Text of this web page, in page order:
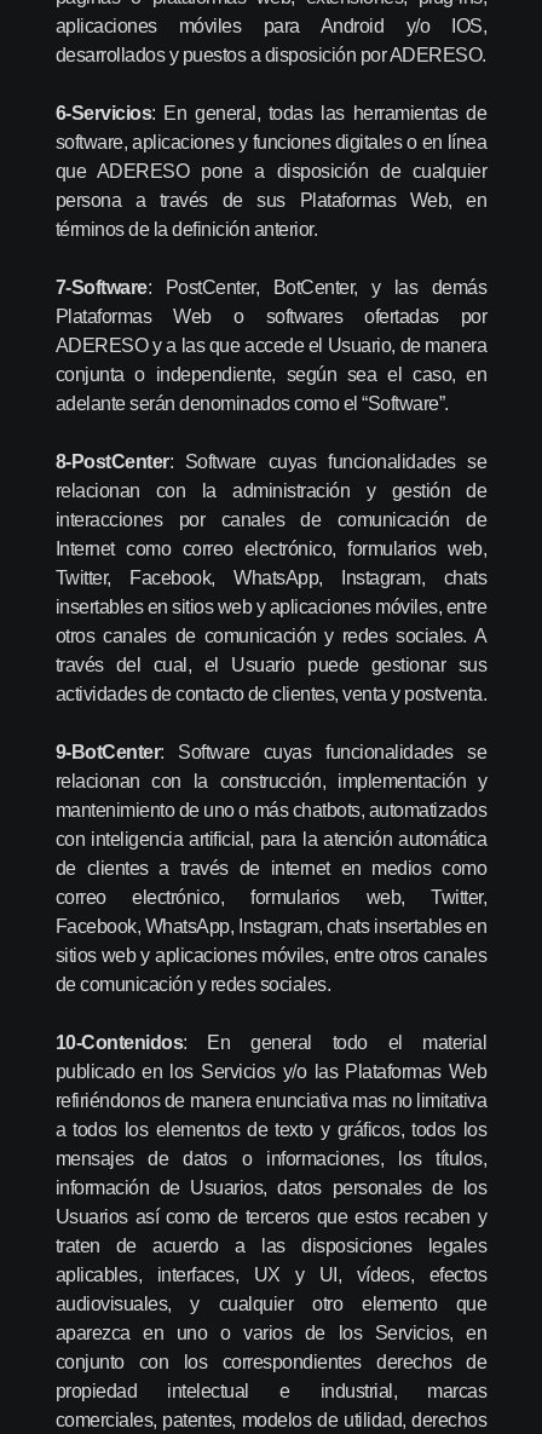
aplicaciones móviles para Android y/o IOS,
desarrollados y puestos a disposición por ADERESO.
6-Servicios: En general, todas las herramientas de
software, aplicaciones y funciones digitales o en línea
que ADERESO pone a disposición de cualquier
persona a través de sus Plataformas Web, en
términos de la definición anterior.
7-Software: PostCenter, BotCenter, y las demás
Plataformas Web o softwares ofertadas por
ADERESO y a las que accede el Usuario, de manera
conjunta o independiente, según sea el caso, en
adelante serán denominados como el “Software”.
8-PostCenter: Software cuyas funcionalidades se
relacionan con la administración y gestión de
interacciones por canales de comunicación de
Internet como correo electrónico, formularios web,
Twitter, Facebook, WhatsApp, Instagram, chats
insertables en sitios web y aplicaciones móviles, entre
otros canales de comunicación y redes sociales. A
través del cual, el Usuario puede gestionar sus
actividades de contacto de clientes, venta y postventa.
9-BotCenter: Software cuyas funcionalidades se
relacionan con la construcción, implementación y
mantenimiento de uno o más chatbots, automatizados
con inteligencia artificial, para la atención automática
de clientes a través de internet en medios como
correo electrónico, formularios web, Twitter,
Facebook, WhatsApp, Instagram, chats insertables en
sitios web y aplicaciones móviles, entre otros canales
de comunicación y redes sociales.
10-Contenidos: En general todo el material
publicado en los Servicios y/o las Plataformas Web
refiriéndonos de manera enunciativa mas no limitativa
a todos los elementos de texto y gráficos, todos los
mensajes de datos o informaciones, los títulos,
información de Usuarios, datos personales de los
Usuarios así como de terceros que estos recaben y
traten de acuerdo a las disposiciones legales
aplicables, interfaces, UX y UI, vídeos, efectos
audiovisuales, y cualquier otro elemento que
aparezca en uno o varios de los Servicios, en
conjunto con los correspondientes derechos de
propiedad intelectual e industrial, marcas
comerciales, patentes, modelos de utilidad, derechos